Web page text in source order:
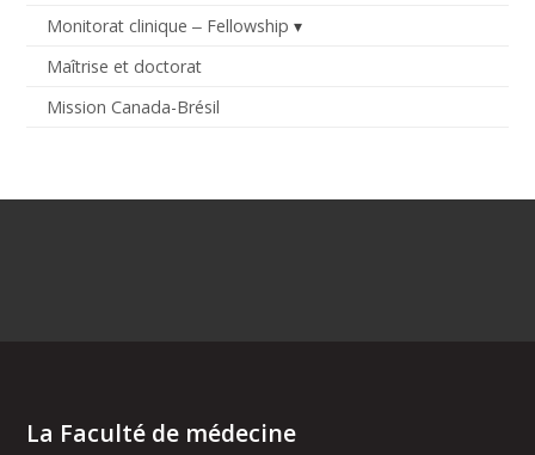
Monitorat clinique ‒ Fellowship
Maîtrise et doctorat
Mission Canada-Brésil
La Faculté de médecine